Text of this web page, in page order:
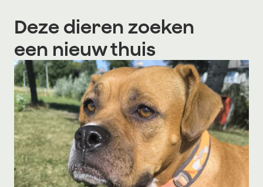
Deze dieren zoeken
een nieuw thuis